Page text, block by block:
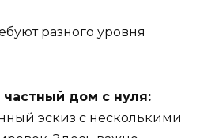
разного уровня
частный дом с нуля:
эскиз с несколькими